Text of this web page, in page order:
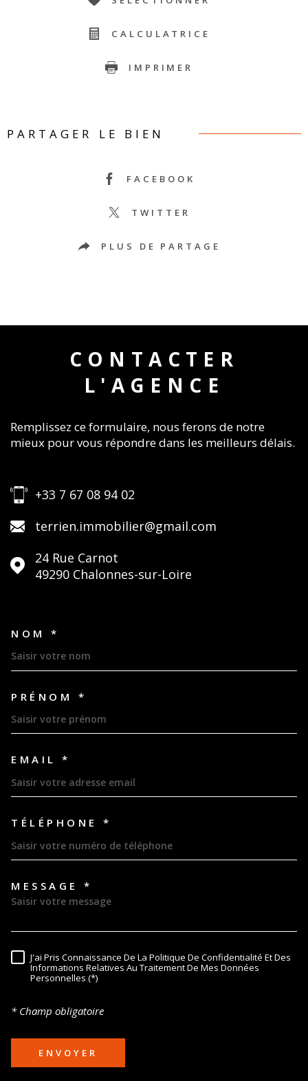
CALCULATRICE
IMPRIMER
PARTAGER LE BIEN
FACEBOOK
TWITTER
PLUS DE PARTAGE
CONTACTER
L'AGENCE
Remplissez ce formulaire, nous ferons de notre
mieux pour vous répondre dans les meilleurs délais.
+33 7 67 08 94 02
terrien.immobilier@gmail.com
24 Rue Carnot
49290
Chalonnes-sur-Loire
NOM *
PRÉNOM *
EMAIL *
TÉLÉPHONE *
MESSAGE *
RÈGLEMENTATION
J'ai Pris Connaissance De La Politique De Confidentialité Et Des
Informations Relatives Au Traitement De Mes Données
Personnelles (*)
* Champ obligatoire
ENVOYER